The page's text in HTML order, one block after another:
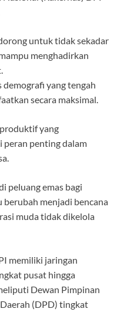
untuk tidak sekadar
menghadirkan
yang tengah
secara maksimal.
yang
peran penting dalam
peluang emas bagi
berubah menjadi bencana
muda tidak dikelola
memiliki jaringan
pusat hingga
Dewan Pimpinan
(DPD) tingkat